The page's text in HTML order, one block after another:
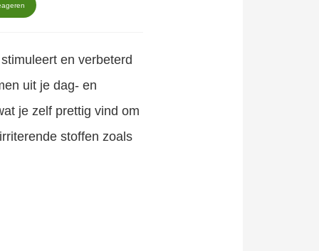
en verbeterd
uit je dag- en
je zelf prettig vind om
stoffen zoals